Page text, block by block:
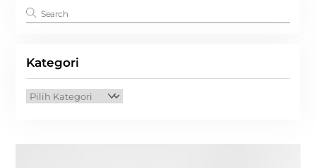
Kategori
Kategori